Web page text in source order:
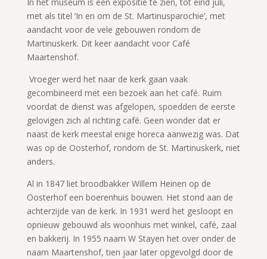
met als titel ‘In en om de St. Martinusparochie’, met
aandacht voor de vele gebouwen rondom de
Martinuskerk. Dit keer aandacht voor Café
Maartenshof.
Vroeger werd het naar de kerk gaan vaak
gecombineerd met een bezoek aan het café. Ruim
voordat de dienst was afgelopen, spoedden de eerste
gelovigen zich al richting café. Geen wonder dat er
naast de kerk meestal enige horeca aanwezig was. Dat
was op de Oosterhof, rondom de St. Martinuskerk, niet
anders.
Al in 1847 liet broodbakker Willem Heinen op de
Oosterhof een boerenhuis bouwen. Het stond aan de
achterzijde van de kerk. In 1931 werd het gesloopt en
opnieuw gebouwd als woonhuis met winkel, café, zaal
en bakkerij. In 1955 naam W Stayen het over onder de
naam Maartenshof, tien jaar later opgevolgd door de